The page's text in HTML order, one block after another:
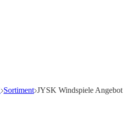
Sortiment JYSK Windspiele Angebot